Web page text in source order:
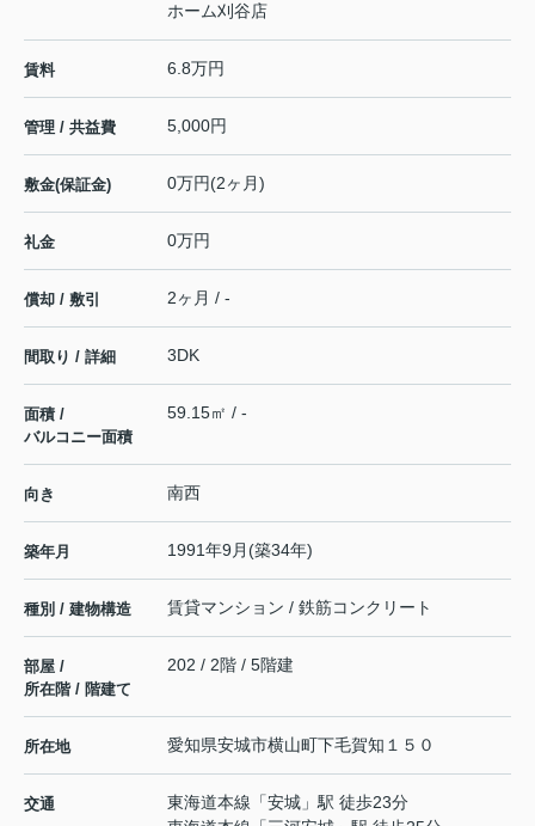
ホーム刈谷店
賃料 6.8万円
管理 / 共益費 5,000円
敷金(保証金) 0万円(2ヶ月)
礼金 0万円
償却 / 敷引 2ヶ月 / -
間取り / 詳細 3DK
面積 /
バルコニー面積
59.15㎡ / -
向き 南西
築年月 1991年9月(築34年)
種別 / 建物構造 賃貸マンション / 鉄筋コンクリート
部屋 /
所在階 / 階建て
202 / 2階 / 5階建
所在地 愛知県安城市横山町下毛賀知１５０
交通 東海道本線 「安城 」駅 徒歩23分